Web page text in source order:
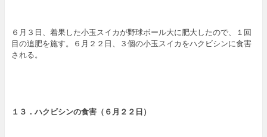
６月３日、着果した小玉スイカが野球ボール大に肥大したので、１回
目の追肥を施す。６月２２日、３個の小玉スイカをハクビシンに食害
される。
１３． ハクビシンの食害（６ 月２２日）